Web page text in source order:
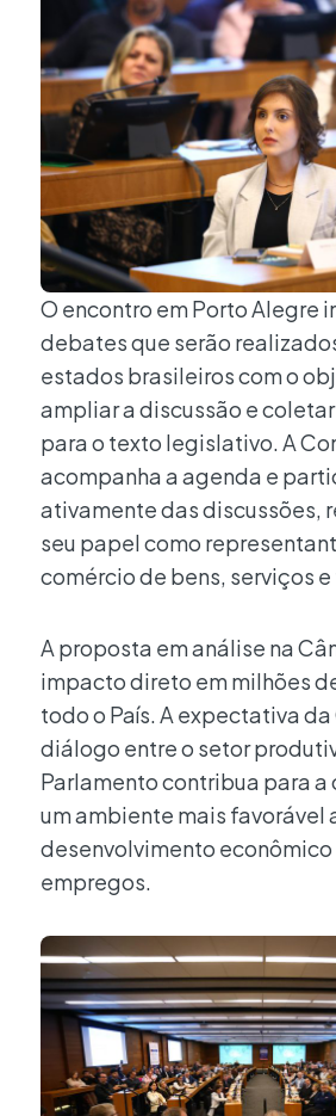
O encontro em Porto Alegre
debates que serão
estados brasileiros com o
ampliar a discussão e
para o texto legislativo. A
acompanha a agenda e
ativamente das discussões,
seu papel como
comércio de bens, serviços
A proposta em análise na
impacto direto em milhões
todo o País. A expectativa da
diálogo entre o setor
Parlamento contribua para a
um ambiente mais favorável
desenvolvimento
empregos.